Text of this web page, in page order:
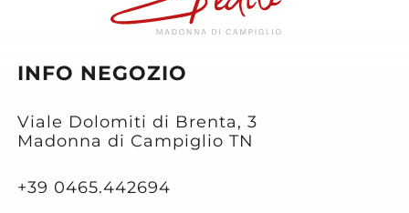
INFO NEGOZIO
Viale Dolomiti di Brenta, 3
Madonna di Campiglio TN
+39 0465.442694